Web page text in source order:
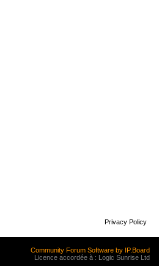
Privacy Policy
Community Forum Software by IP.Board
Licence accordée à : Logic Sunrise Ltd